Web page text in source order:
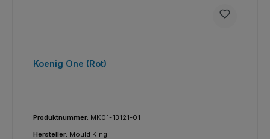
Koenig One (Rot)
Produktnummer: MK01-13121-01
Hersteller: Mould King